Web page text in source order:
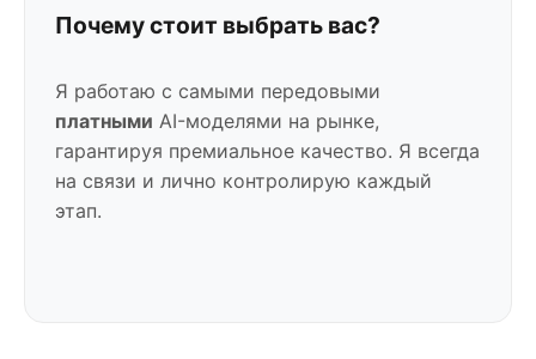
Почему стоит выбрать вас?
Я работаю с самыми передовыми
платными AI-моделями на рынке,
гарантируя премиальное качество. Я всегда
на связи и лично контролирую каждый
этап.